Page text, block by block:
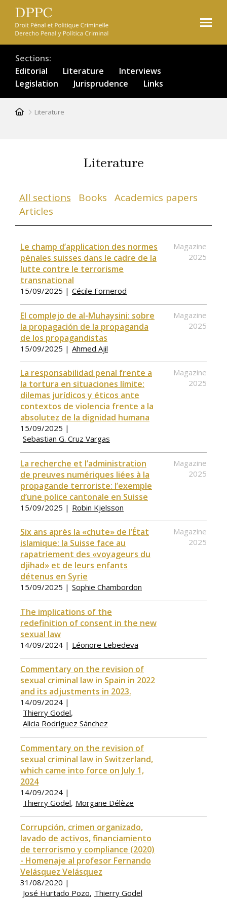
Skip
main
content
Sections
Editorial
Literature
Interviews
Legislation
Jurisprudence Links
Breadcrumb
Literature
Literature
All sections Books
Academics papers
Articles
Le champ d’application des normes
pénales suisses dans le cadre de la
lutte contre le terrorisme
transnational
15/09/2025 | Cécile Fornerod
Magazine
2025
El complejo de al-Muhaysini: sobre
la propagación de la propaganda
de los propagandistas
15/09/2025 | Ahmed Ajil
Magazine
2025
La responsabilidad penal frente a
la tortura en situaciones límite:
dilemas jurídicos y éticos ante
contextos de violencia frente a la
absolutez de la dignidad humana
15/09/2025 |
Sebastian G. Cruz Vargas
Magazine
2025
La recherche et l’administration
de preuves numériques liées à la
propagande terroriste: l’exemple
d’une police cantonale en Suisse
15/09/2025 | Robin Kjelsson
Magazine
2025
Six ans après la «chute» de l’État
islamique: la Suisse face au
rapatriement des «voyageurs du
djihad» et de leurs enfants
détenus en Syrie
15/09/2025 | Sophie Chambordon
Magazine
2025
The implications of the
redefinition of consent in the new
sexual law
14/09/2024 | Léonore Lebedeva
Commentary on the revision of
sexual criminal law in Spain in 2022
and its adjustments in 2023.
14/09/2024 |
Thierry Godel
Alicia Rodríguez Sánchez
Commentary on the revision of
sexual criminal law in Switzerland,
which came into force on July 1,
2024
14/09/2024 |
Thierry Godel Morgane Délèze
Corrupción, crimen organizado,
lavado de activos, financiamiento
de terrorismo y compliance (2020)
- Homenaje al profesor Fernando
Velásquez Velásquez
31/08/2020 |
José Hurtado Pozo Thierry Godel